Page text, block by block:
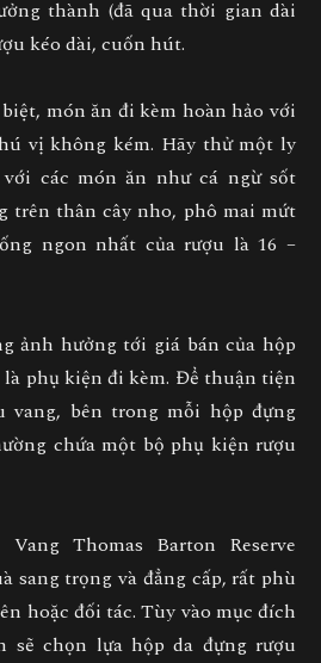
thành (đã qua thời gian dài
kéo dài, cuốn hút.
món ăn đi kèm hoàn hảo với
vị không kém. Hãy thử một ly
với các món ăn như cá ngừ sốt
trên thân cây nho, phô mai mứt
ngon nhất của rượu là 16 –
ảnh hưởng tới giá bán của hộp
là phụ kiện đi kèm. Để thuận tiện
vang, bên trong mỗi hộp đựng
chứa một bộ phụ kiện rượu
Thomas Barton Reserve
sang trọng và đẳng cấp, rất phù
hoặc đối tác. Tùy vào mục đích
sẽ chọn lựa hộp da đựng rượu